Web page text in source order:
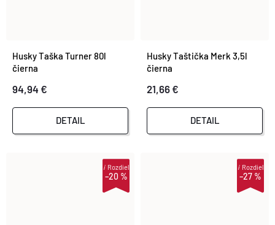
Husky Taška Turner 80l
čierna
94,94 €
DETAIL
Husky Taštička Merk 3,5l
čierna
21,66 €
DETAIL
–20 %
iRozdiel
–27 %
iRozdiel